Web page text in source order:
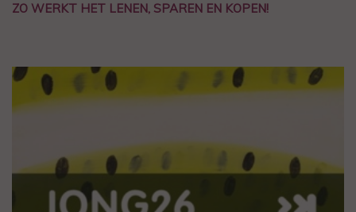
ZO WERKT HET LENEN, SPAREN EN KOPEN!